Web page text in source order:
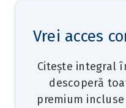
Vrei acces
Citește integral
descoperă
premium